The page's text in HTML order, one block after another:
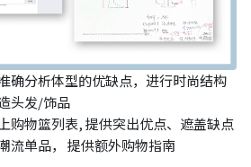
确分析体型的优缺点，进行时尚结构
头发/饰品
购物篮列表, 提供突出优点、遮盖缺点
流单品， 提供额外购物指南